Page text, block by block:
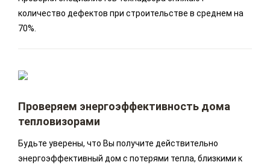
количество дефектов при строительстве в среднем на
70%.
Проверяем энергоэффективность дома
тепловизорами
Будьте уверены, что Вы получите действительно
энергоэффективный дом с потерями тепла, близкими к